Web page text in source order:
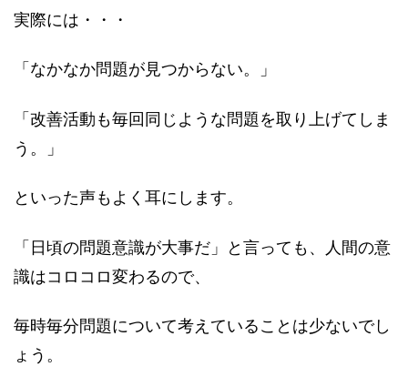
実際には・・・
「なかなか問題が見つからない。」
「改善活動も毎回同じような問題を取り上げてしま
う。」
といった声もよく耳にします。
「日頃の問題意識が大事だ」と言っても、人間の意
識はコロコロ変わるので、
毎時毎分問題について考えていることは少ないでし
ょう。